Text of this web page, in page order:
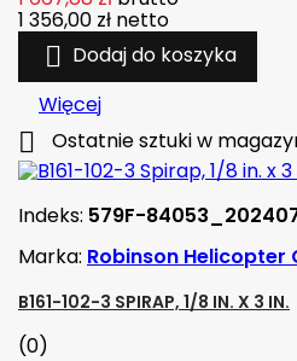
1 356,00 zł netto
 Dodaj do koszyka
Więcej
 Ostatnie sztuki w
Indeks: 579F-
Marka: Robinson Helicopter
B161-102-3 SPIRAP, 1/8 IN. X 3 IN.
(0)